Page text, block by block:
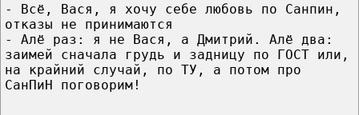
- Всё, Вася, я хочу себе любовь по Санпин,
отказы не принимаются
- Алё раз: я не Вася, а Дмитрий. Алё два:
заимей сначала грудь и задницу по ГОСТ или,
на крайний случай, по ТУ, а потом про
СанПиН поговорим!